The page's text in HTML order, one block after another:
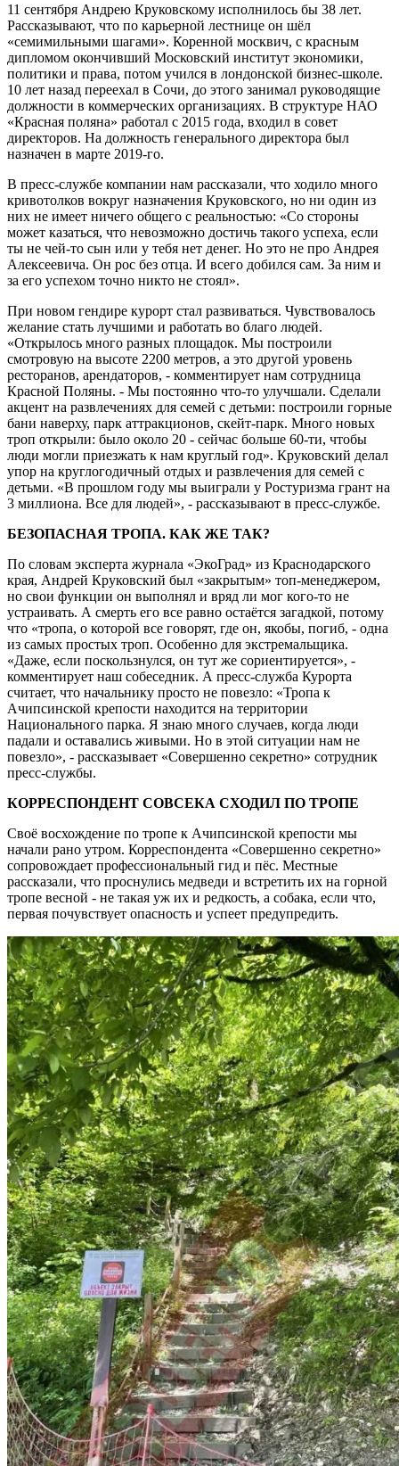
11 сентября Андрею Круковскому исполнилось бы 38 лет.
Рассказывают, что по карьерной лестнице он шёл
«семимильными шагами». Коренной москвич, с красным
дипломом окончивший Московский институт экономики,
политики и права, потом учился в лондонской бизнес-школе.
10 лет назад переехал в Сочи, до этого занимал руководящие
должности в коммерческих организациях. В структуре НАО
«Красная поляна» работал с 2015 года, входил в совет
директоров. На должность генерального директора был
назначен в марте 2019-го.
В пресс-службе компании нам рассказали, что ходило много
кривотолков вокруг назначения Круковского, но ни один из
них не имеет ничего общего с реальностью: «Со стороны
может казаться, что невозможно достичь такого успеха, если
ты не чей-то сын или у тебя нет денег. Но это не про Андрея
Алексеевича. Он рос без отца. И всего добился сам. За ним и
за его успехом точно никто не стоял».
При новом гендире курорт стал развиваться. Чувствовалось
желание стать лучшими и работать во благо людей.
«Открылось много разных площадок. Мы построили
смотровую на высоте 2200 метров, а это другой уровень
ресторанов, арендаторов, - комментирует нам сотрудница
Красной Поляны. - Мы постоянно что-то улучшали. Сделали
акцент на развлечениях для семей с детьми: построили горные
бани наверху, парк аттракционов, скейт-парк. Много новых
троп открыли: было около 20 - сейчас больше 60-ти, чтобы
люди могли приезжать к нам круглый год». Круковский делал
упор на круглогодичный отдых и развлечения для семей с
детьми. «В прошлом году мы выиграли у Ростуризма грант на
3 миллиона. Все для людей», - рассказывают в пресс-службе.
БЕЗОПАСНАЯ ТРОПА. КАК ЖЕ ТАК?
По словам эксперта журнала «ЭкоГрад» из Краснодарского
края, Андрей Круковский был «закрытым» топ-менеджером,
но свои функции он выполнял и вряд ли мог кого-то не
устраивать. А смерть его все равно остаётся загадкой, потому
что «тропа, о которой все говорят, где он, якобы, погиб, - одна
из самых простых троп. Особенно для экстремальщика.
«Даже, если поскользнулся, он тут же сориентируется», -
комментирует наш собеседник. А пресс-служба Курорта
считает, что начальнику просто не повезло: «Тропа к
Ачипсинской крепости находится на территории
Национального парка. Я знаю много случаев, когда люди
падали и оставались живыми. Но в этой ситуации нам не
повезло», - рассказывает «Совершенно секретно» сотрудник
пресс-службы.
КОРРЕСПОНДЕНТ СОВСЕКА СХОДИЛ ПО ТРОПЕ
Своё восхождение по тропе к Ачипсинской крепости мы
начали рано утром. Корреспондента «Совершенно секретно»
сопровождает профессиональный гид и пёс. Местные
рассказали, что проснулись медведи и встретить их на горной
тропе весной - не такая уж их и редкость, а собака, если что,
первая почувствует опасность и успеет предупредить.